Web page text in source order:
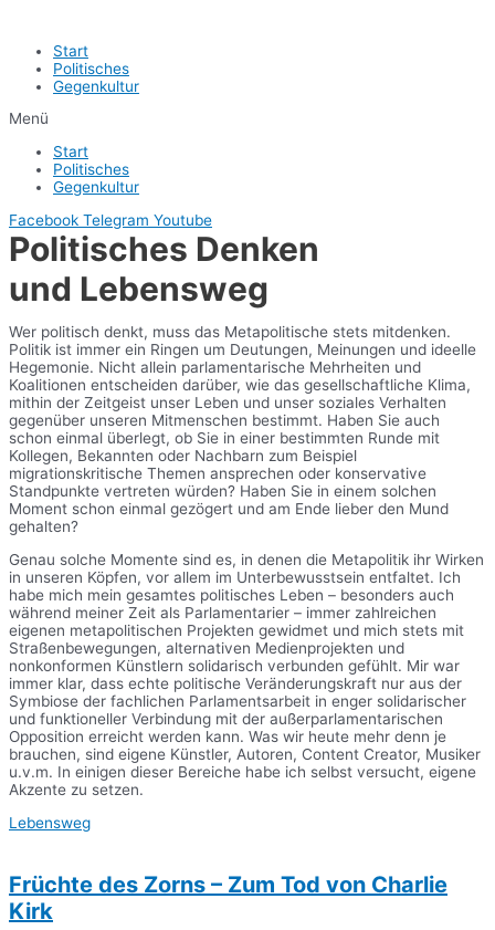
Start
Politisches
Gegenkultur
Menü
Start
Politisches
Gegenkultur
Facebook Telegram Youtube
Politisches Denken
und Lebensweg
Wer politisch denkt, muss das Metapolitische stets mitdenken.
Politik ist immer ein Ringen um Deutungen, Meinungen und ideelle
Hegemonie. Nicht allein parlamentarische Mehrheiten und
Koalitionen entscheiden darüber, wie das gesellschaftliche Klima,
mithin der Zeitgeist unser Leben und unser soziales Verhalten
gegenüber unseren Mitmenschen bestimmt. Haben Sie auch
schon einmal überlegt, ob Sie in einer bestimmten Runde mit
Kollegen, Bekannten oder Nachbarn zum Beispiel
migrationskritische Themen ansprechen oder konservative
Standpunkte vertreten würden? Haben Sie in einem solchen
Moment schon einmal gezögert und am Ende lieber den Mund
gehalten?
Genau solche Momente sind es, in denen die Metapolitik ihr Wirken
in unseren Köpfen, vor allem im Unterbewusstsein entfaltet. Ich
habe mich mein gesamtes politisches Leben – besonders auch
während meiner Zeit als Parlamentarier – immer zahlreichen
eigenen metapolitischen Projekten gewidmet und mich stets mit
Straßenbewegungen, alternativen Medienprojekten und
nonkonformen Künstlern solidarisch verbunden gefühlt. Mir war
immer klar, dass echte politische Veränderungskraft nur aus der
Symbiose der fachlichen Parlamentsarbeit in enger solidarischer
und funktioneller Verbindung mit der außerparlamentarischen
Opposition erreicht werden kann. Was wir heute mehr denn je
brauchen, sind eigene Künstler, Autoren, Content Creator, Musiker
u.v.m. In einigen dieser Bereiche habe ich selbst versucht, eigene
Akzente zu setzen.
Lebensweg
Früchte des Zorns – Zum Tod von Charlie
Kirk